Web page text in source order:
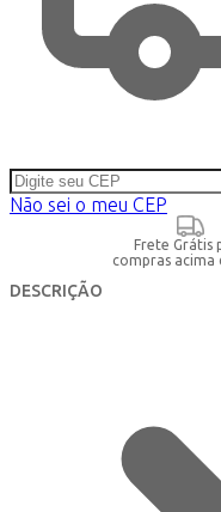
Não sei o meu CEP
Frete Grátis
compras acima
DESCRIÇÃO